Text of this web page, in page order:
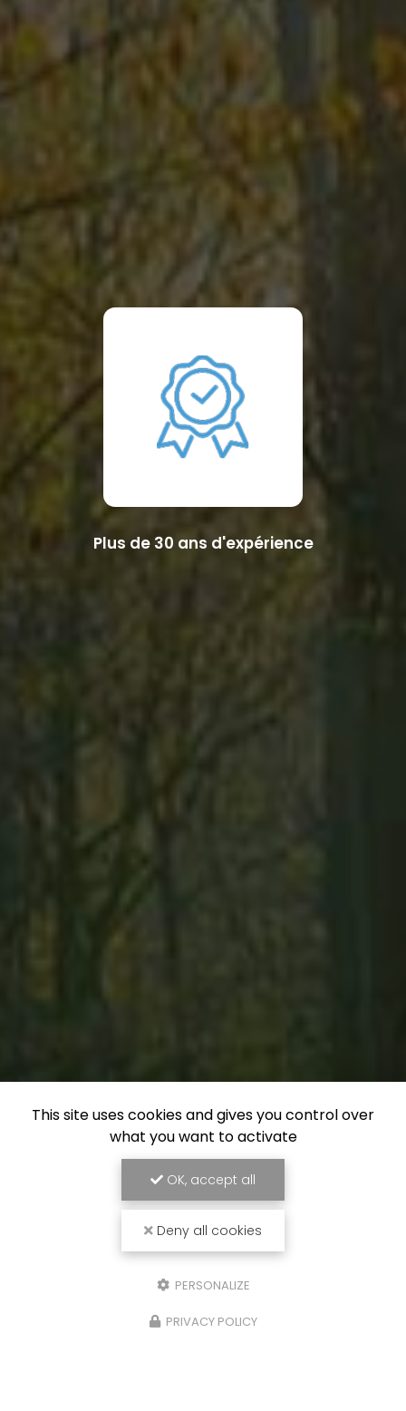
Plus de 30 ans d'expérience
This site uses cookies and gives you control over
what you want to activate
OK, accept all
Deny all cookies
PERSONALIZE
PRIVACY POLICY